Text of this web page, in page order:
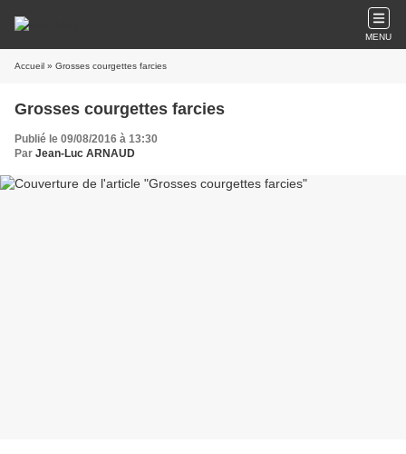
MENU
Accueil » Grosses courgettes farcies
Grosses courgettes farcies
Publié le 09/08/2016 à 13:30
Par Jean-Luc ARNAUD